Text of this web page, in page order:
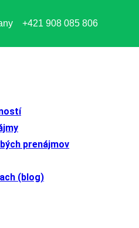
+421 908 085 806
prenájmov
(blog)